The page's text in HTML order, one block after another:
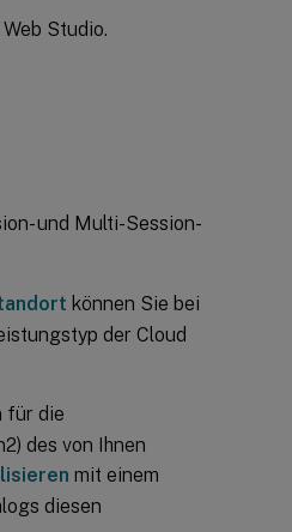
Studio.
und Multi-Session-
können Sie bei
der Cloud
für die
des von Ihnen
mit einem
diesen